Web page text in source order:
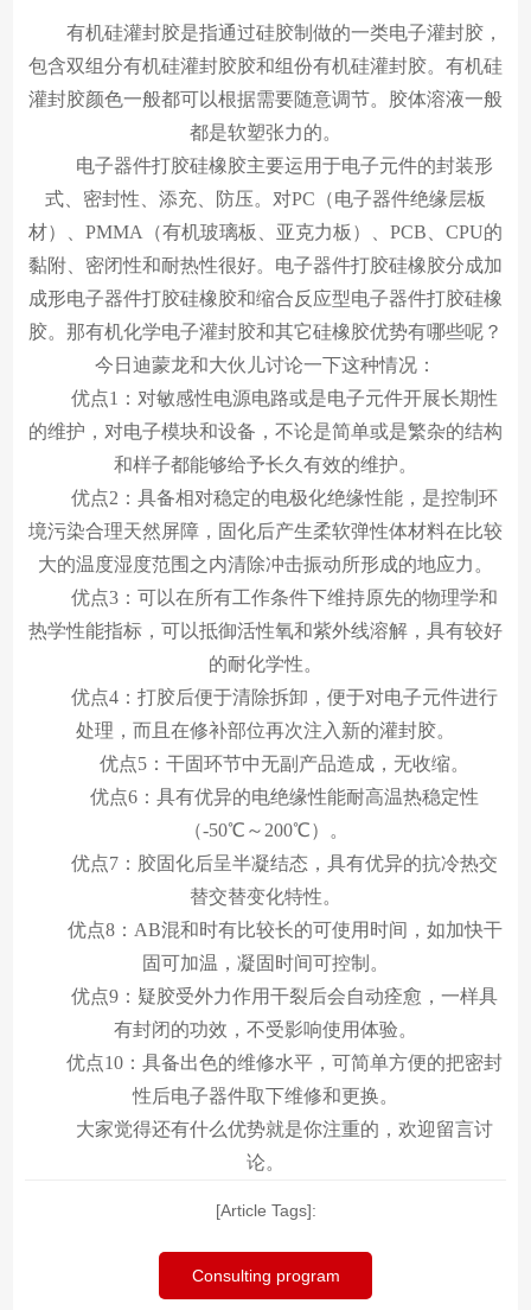
有机硅灌封胶是指通过硅胶制做的一类电子灌封胶，
包含双组分有机硅灌封胶胶和组份有机硅灌封胶。有机硅
灌封胶颜色一般都可以根据需要随意调节。胶体溶液一般
都是软塑张力的。
电子器件打胶硅橡胶主要运用于电子元件的封装形
式、密封性、添充、防压。对PC（电子器件绝缘层板
材）、PMMA（有机玻璃板、亚克力板）、PCB、CPU的
黏附、密闭性和耐热性很好。电子器件打胶硅橡胶分成加
成形电子器件打胶硅橡胶和缩合反应型电子器件打胶硅橡
胶。那有机化学电子灌封胶和其它硅橡胶优势有哪些呢？
今日迪蒙龙和大伙儿讨论一下这种情况：
优点1：对敏感性电源电路或是电子元件开展长期性
的维护，对电子模块和设备，不论是简单或是繁杂的结构
和样子都能够给予长久有效的维护。
优点2：具备相对稳定的电极化绝缘性能，是控制环
境污染合理天然屏障，固化后产生柔软弹性体材料在比较
大的温度湿度范围之内清除冲击振动所形成的地应力。
优点3：可以在所有工作条件下维持原先的物理学和
热学性能指标，可以抵御活性氧和紫外线溶解，具有较好
的耐化学性。
优点4：打胶后便于清除拆卸，便于对电子元件进行
处理，而且在修补部位再次注入新的灌封胶。
优点5：干固环节中无副产品造成，无收缩。
优点6：具有优异的电绝缘性能耐高温热稳定性
（-50℃～200℃）。
优点7：胶固化后呈半凝结态，具有优异的抗冷热交
替交替变化特性。
优点8：AB混和时有比较长的可使用时间，如加快干
固可加温，凝固时间可控制。
优点9：疑胶受外力作用干裂后会自动痊愈，一样具
有封闭的功效，不受影响使用体验。
优点10：具备出色的维修水平，可简单方便的把密封
性后电子器件取下维修和更换。
大家觉得还有什么优势就是你注重的，欢迎留言讨
论。
[Article Tags]:
Consulting program